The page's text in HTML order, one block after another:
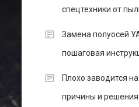
спецтехники от
Замена полуосей
пошаговая
Плохо заводится
причины и решения